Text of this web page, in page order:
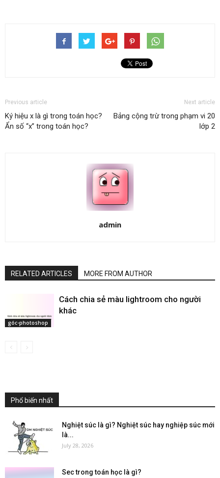
Previous article
Ký hiệu x là gì trong toán học?
Ẩn số “x” trong toán học?
Next article
Bảng cộng trừ trong phạm vi 20
lớp 2
admin
RELATED ARTICLES MORE FROM AUTHOR
góc-photoshop
Cách chia sẻ màu lightroom cho người
khác
Phổ biến nhất
Nghiệt súc là gì? Nghiệt súc hay nghiệp súc mới
là...
July 28, 2026
Sec trong toán học là gì?